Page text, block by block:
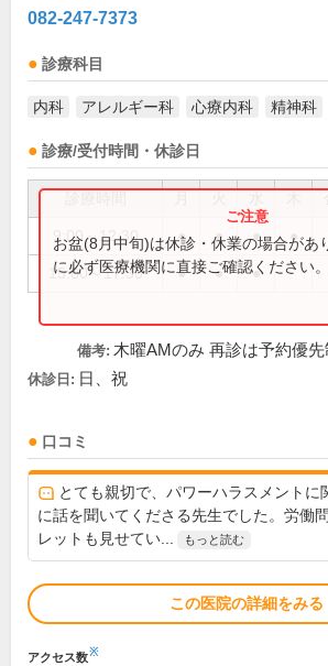
082-247-7373
診療科目
内科 アレルギー科 心療内科 精神科
診療/受付時間・休診日
9:00～12:30 ● ● ● ●
15:00～17:30 ● ● ●
お盆(8月中旬)は休診・休業の場合があ
に必ず医療機関に直接ご確認ください。
備考: 木曜AMのみ 再診は予約優
休診日: 日、祝
口コミ
とても親切で、パワーハラスメントに
に話を聞いてくださる先生でした。労働
レットも見せてい...
もっと読む
この医院の詳細をみる
アクセス数※